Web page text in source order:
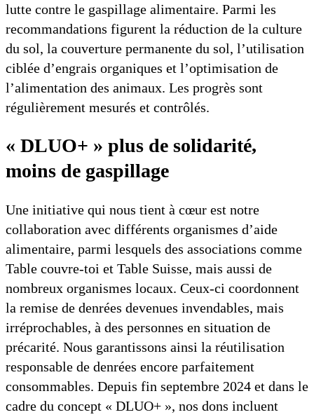
lutte contre le gaspillage alimentaire. Parmi les
recommandations figurent la réduction de la culture
du sol, la couverture permanente du sol, l’utilisation
ciblée d’engrais organiques et l’optimisation de
l’alimentation des animaux. Les progrès sont
régulièrement mesurés et contrôlés.
« DLUO+ » plus de solidarité,
moins de gaspillage
Une initiative qui nous tient à cœur est notre
collaboration avec différents organismes d’aide
alimentaire, parmi lesquels des associations comme
Table couvre-toi et Table Suisse, mais aussi de
nombreux organismes locaux. Ceux-ci coordonnent
la remise de denrées devenues invendables, mais
irréprochables, à des personnes en situation de
précarité. Nous garantissons ainsi la réutilisation
responsable de denrées encore parfaitement
consommables. Depuis fin septembre 2024 et dans le
cadre du concept « DLUO+ », nos dons incluent